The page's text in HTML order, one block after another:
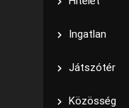
Ingatlan
Játszótér
Közösség